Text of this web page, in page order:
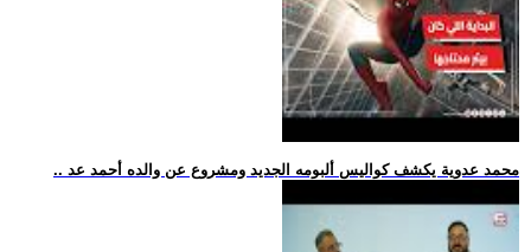
.. محمد عدوية يكشف كواليس ألبومه الجديد ومشروع عن والده أحمد عد